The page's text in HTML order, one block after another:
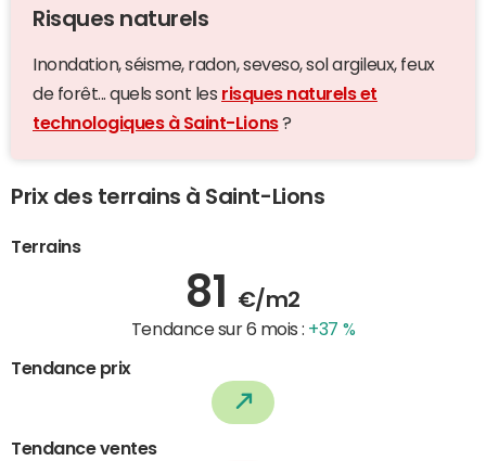
Risques naturels
Inondation, séisme, radon, seveso, sol argileux, feux
de forêt... quels sont les risques naturels et
technologiques à Saint-Lions?
Prix des terrains à Saint-Lions
Terrains
81 €/m2
Tendance sur 6 mois : +37 %
Tendance prix
Tendance ventes